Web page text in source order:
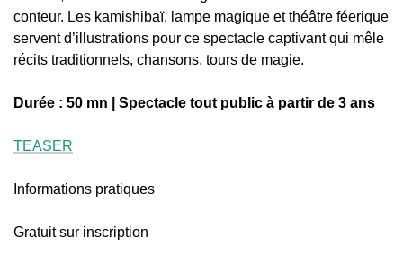
conteur. Les kamishibaï, lampe magique et théâtre féerique
servent d’illustrations pour ce spectacle captivant qui mêle
récits traditionnels, chansons, tours de magie.
Durée : 50 mn | Spectacle tout public à partir de 3 ans
TEASER
Informations pratiques
Gratuit sur inscription